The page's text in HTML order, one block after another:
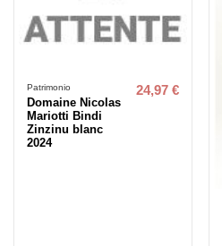
Patrimonio
Domaine Nicolas
Mariotti Bindi
Zinzinu blanc
2024
24,97 €